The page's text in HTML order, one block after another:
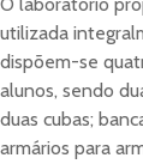
utilizada
dispõem-se
alunos, sendo
duas cubas;
armários para